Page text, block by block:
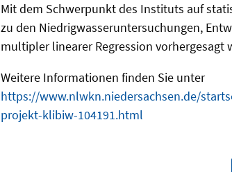
Mit dem Schwerpunkt des Instituts auf
zu den Niedrigwasseruntersuchungen,
multipler linearer Regression vorhergesagt
Weitere Informationen finden Sie unter
https://www.nlwkn.niedersachsen.de/
projekt-klibiw-104191.html